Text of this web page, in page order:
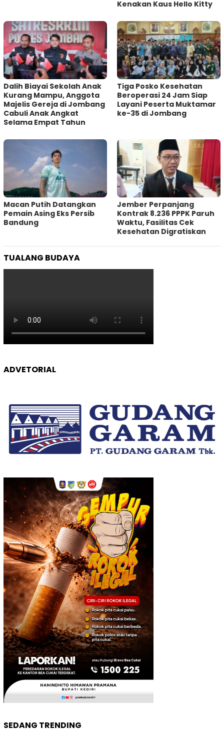
Kenakan Kaus Hello Kitty
Dalih Biayai Sekolah Anak
Kurang Mampu, Anggota
Majelis Gereja di Jombang
Cabuli Anak Angkat
Selama Empat Tahun
Tiga Posko Kesehatan
Beroperasi 24 Jam Siap
Layani Peserta Muktamar
ke-35 di Jombang
Macan Putih Datangkan
Pemain Asing Eks Persib
Bandung
Jember Perpanjang
Kontrak 8.236 PPPK Paruh
Waktu, Fasilitas Cek
Kesehatan Digratiskan
TUALANG BUDAYA
ADVETORIAL
SEDANG TRENDING